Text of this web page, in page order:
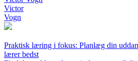
Victor
Vogn
Praktisk læring i fokus: Planlæg din
lærer bedst